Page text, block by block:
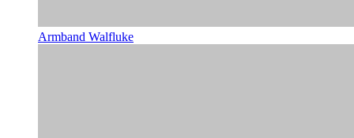
Armband Walfluke